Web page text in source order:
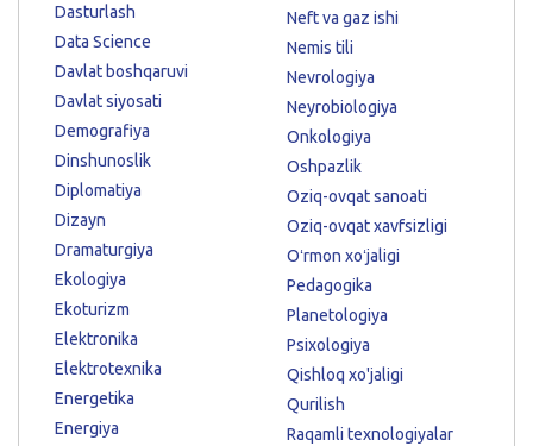
Dasturlash
Data Science
Davlat boshqaruvi
Davlat siyosati
Demografiya
Dinshunoslik
Diplomatiya
Dizayn
Dramaturgiya
Ekologiya
Ekoturizm
Elektronika
Elektrotexnika
Energetika
Energiya
Neft va gaz ishi
Nemis tili
Nevrologiya
Neyrobiologiya
Onkologiya
Oshpazlik
Oziq-ovqat sanoati
Oziq-ovqat xavfsizligi
Oʻrmon xoʻjaligi
Pedagogika
Planetologiya
Psixologiya
Qishloq xo'jaligi
Qurilish
Raqamli texnologiyalar